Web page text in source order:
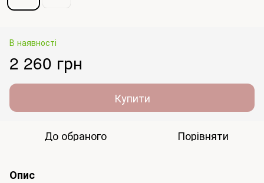
В наявності
2 260 грн
Купити
До обраного Порівняти
Опис